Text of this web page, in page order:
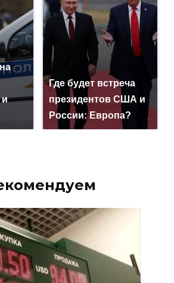
и
Где будет встреча
президентов США и
России: Европа?